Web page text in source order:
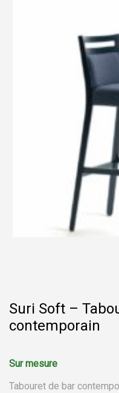
Suri Soft –
contemporain
Tabouret de bar